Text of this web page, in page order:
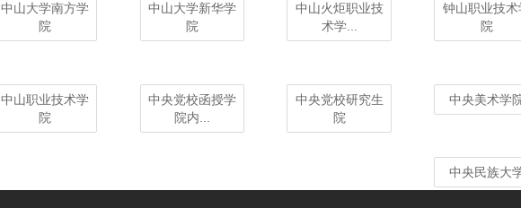
中山大学南方学
院
中山大学新华学
院
中山火炬职业技
术学...
钟山职业技术
院
中山职业技术学
院
中央党校函授学
院内...
中央党校研究生
院
中央美术学
中央民族大